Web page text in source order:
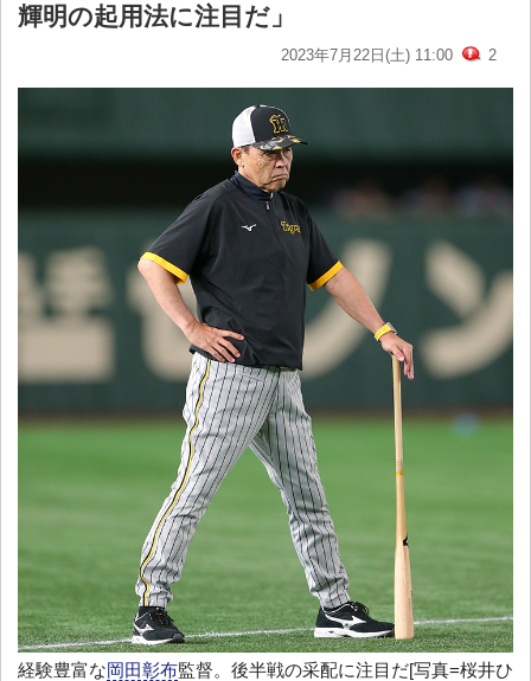
輝明の起用法に注目だ」
2023年7月22日(土) 11:00 2
経験豊富な 岡田彰布監督。後半戦の采配に注目だ[写真=桜井ひ